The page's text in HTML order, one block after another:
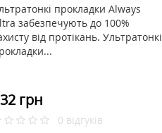
прокладки Always
забезпечують до 100%
від протікань. Ультратонкі
грн
0 відгуків